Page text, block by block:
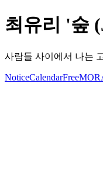
최유리 '숲
사람들 사이에서 나는
NoticeCalendarFree